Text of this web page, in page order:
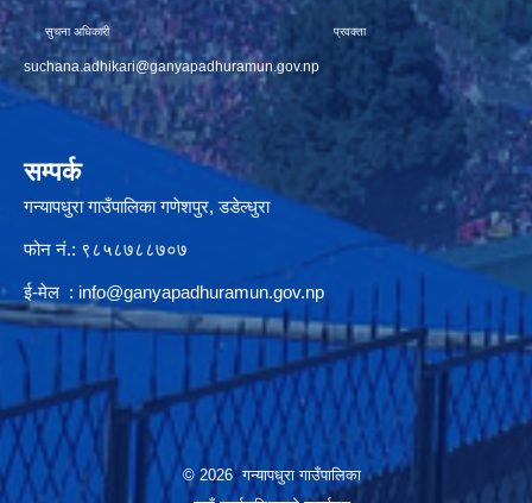
सुचना अधिकारी प्रवक्ता
suchana.adhikari@ganyapadhuramun.gov.np
सम्पर्क
गन्यापधुरा गाउँपालिका गणेशपुर, डडेल्धुरा
फोन नं.: ९८५८७८८७०७
ई-मेल : info@ganyapadhuramun.gov.np
© 2026 गन्यापधुरा गाउँपालिका